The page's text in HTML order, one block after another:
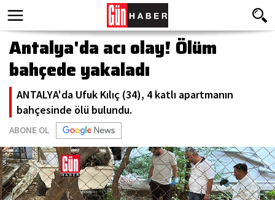
Antalya'da acı olay! Ölüm
bahçede yakaladı
ANTALYA'da Ufuk Kılıç (34), 4 katlı apartmanın
bahçesinde ölü bulundu.
ABONE OL